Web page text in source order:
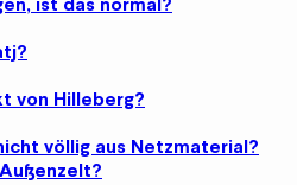
von Hilleberg?
völlig aus Netzmaterial?